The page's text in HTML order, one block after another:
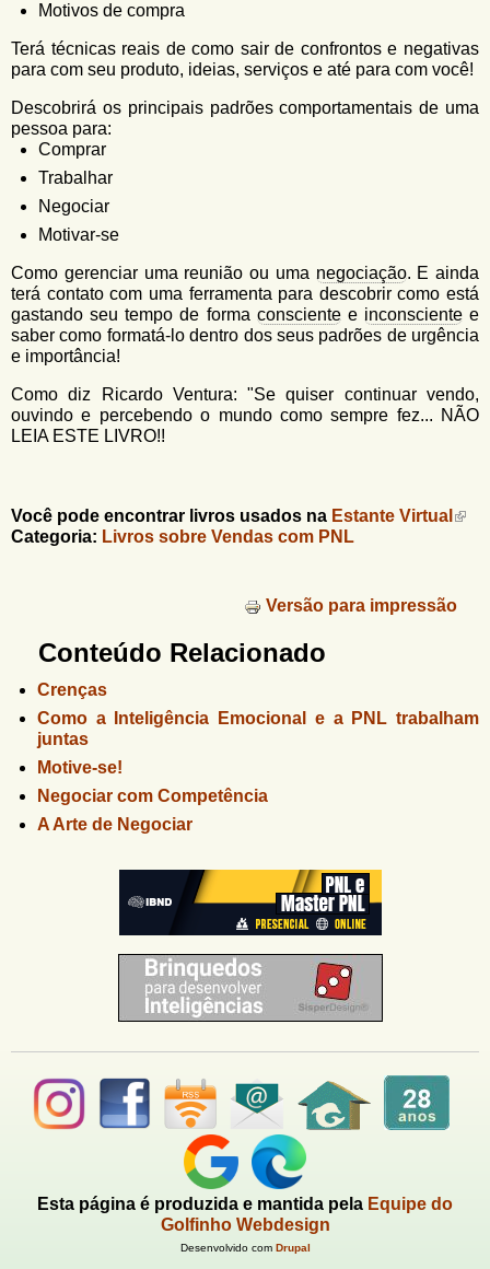
Motivos de compra
Terá técnicas reais de como sair de confrontos e negativas
para com seu produto, ideias, serviços e até para com você!
Descobrirá os principais padrões comportamentais de uma
pessoa para:
Comprar
Trabalhar
Negociar
Motivar-se
Como gerenciar uma reunião ou uma negociação. E ainda
terá contato com uma ferramenta para descobrir como está
gastando seu tempo de forma conscientee inconscientee
saber como formatá-lo dentro dos seus padrões de urgência
e importância!
Como diz Ricardo Ventura: "Se quiser continuar vendo,
ouvindo e percebendo o mundo como sempre fez... NÃO
LEIA ESTE LIVRO!!
Você pode encontrar livros usados na Estante Virtual
Categoria: Livros sobre Vendas com PNL
Versão para impressão
Conteúdo Relacionado
Crenças
Como a Inteligência Emocional e a PNL trabalham
juntas
Motive-se!
Negociar com Competência
A Arte de Negociar
Esta página é produzida e mantida pela Equipe do
Golfinho Webdesign
Desenvolvido com Drupal